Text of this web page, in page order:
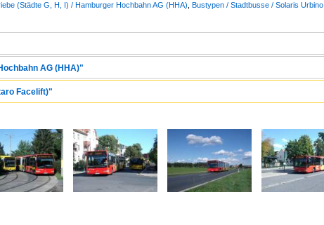
(Städte G, H, I) / Hamburger Hochbahn AG (HHA) Bustypen / Stadtbusse / Solaris Urbino
AG (HHA)"
Facelift)"